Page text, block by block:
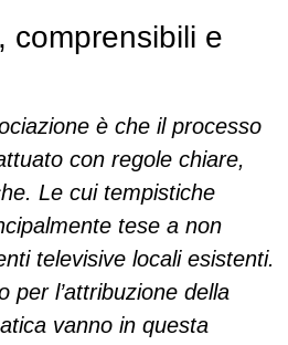
comprensibili e
è che il processo
con regole chiare,
Le cui tempistiche
tese a non
televisive locali esistenti.
per l’attribuzione della
vanno in questa